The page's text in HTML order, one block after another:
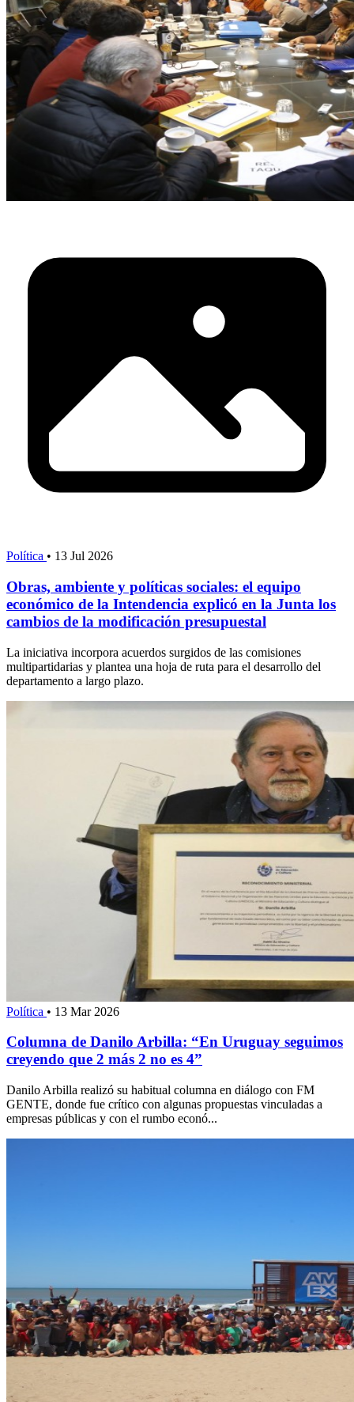
Política • 13 Jul 2026
Obras, ambiente y políticas sociales: el equipo
económico de la Intendencia explicó en la Junta los
cambios de la modificación presupuestal
La iniciativa incorpora acuerdos surgidos de las comisiones
multipartidarias y plantea una hoja de ruta para el desarrollo del
departamento a largo plazo.
Política • 13 Mar 2026
Columna de Danilo Arbilla: “En Uruguay seguimos
creyendo que 2 más 2 no es 4”
Danilo Arbilla realizó su habitual columna en diálogo con FM
GENTE, donde fue crítico con algunas propuestas vinculadas a
empresas públicas y con el rumbo econó...